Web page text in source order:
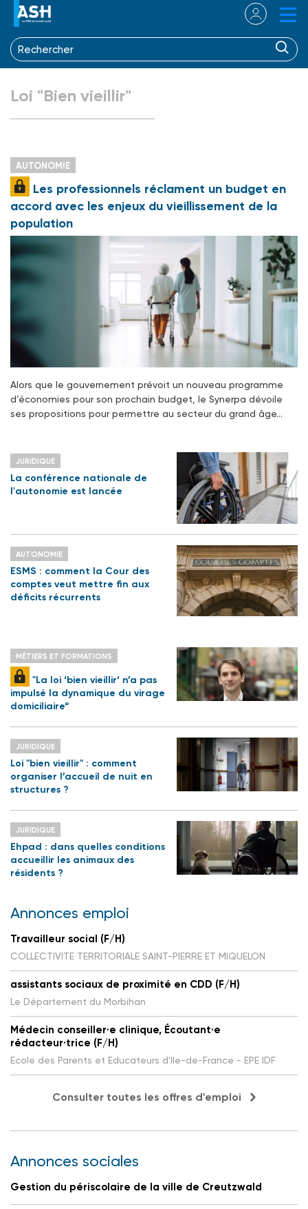
Loi "Bien vieillir"
AUTONOMIE
Les professionnels réclament un budget en
accord avec les enjeux du vieillissement de la
population
Alors que le gouvernement prévoit un nouveau programme
d’économies pour son prochain budget, le Synerpa dévoile
ses propositions pour permettre au secteur du grand âge…
JURIDIQUE
La conférence nationale de
l'autonomie est lancée
AUTONOMIE
ESMS : comment la Cour des
comptes veut mettre fin aux
déficits récurrents
MÉTIERS ET FORMATIONS
"La loi ‘bien vieillir‘ n’a pas
impulsé la dynamique du virage
domiciliaire“
JURIDIQUE
Loi "bien vieillir" : comment
organiser l’accueil de nuit en
structures ?
JURIDIQUE
Ehpad : dans quelles conditions
accueillir les animaux des
résidents ?
Annonces emploi
Travailleur social (F/H)
COLLECTIVITE TERRITORIALE SAINT-PIERRE ET MIQUELON
assistants sociaux de proximité en CDD (F/H)
Le Département du Morbihan
Médecin conseiller·e clinique, Écoutant·e
rédacteur·trice (F/H)
Ecole des Parents et Educateurs d'Ile-de-France - EPE IDF
Consulter toutes les offres d'emploi
Annonces sociales
Gestion du périscolaire de la ville de Creutzwald